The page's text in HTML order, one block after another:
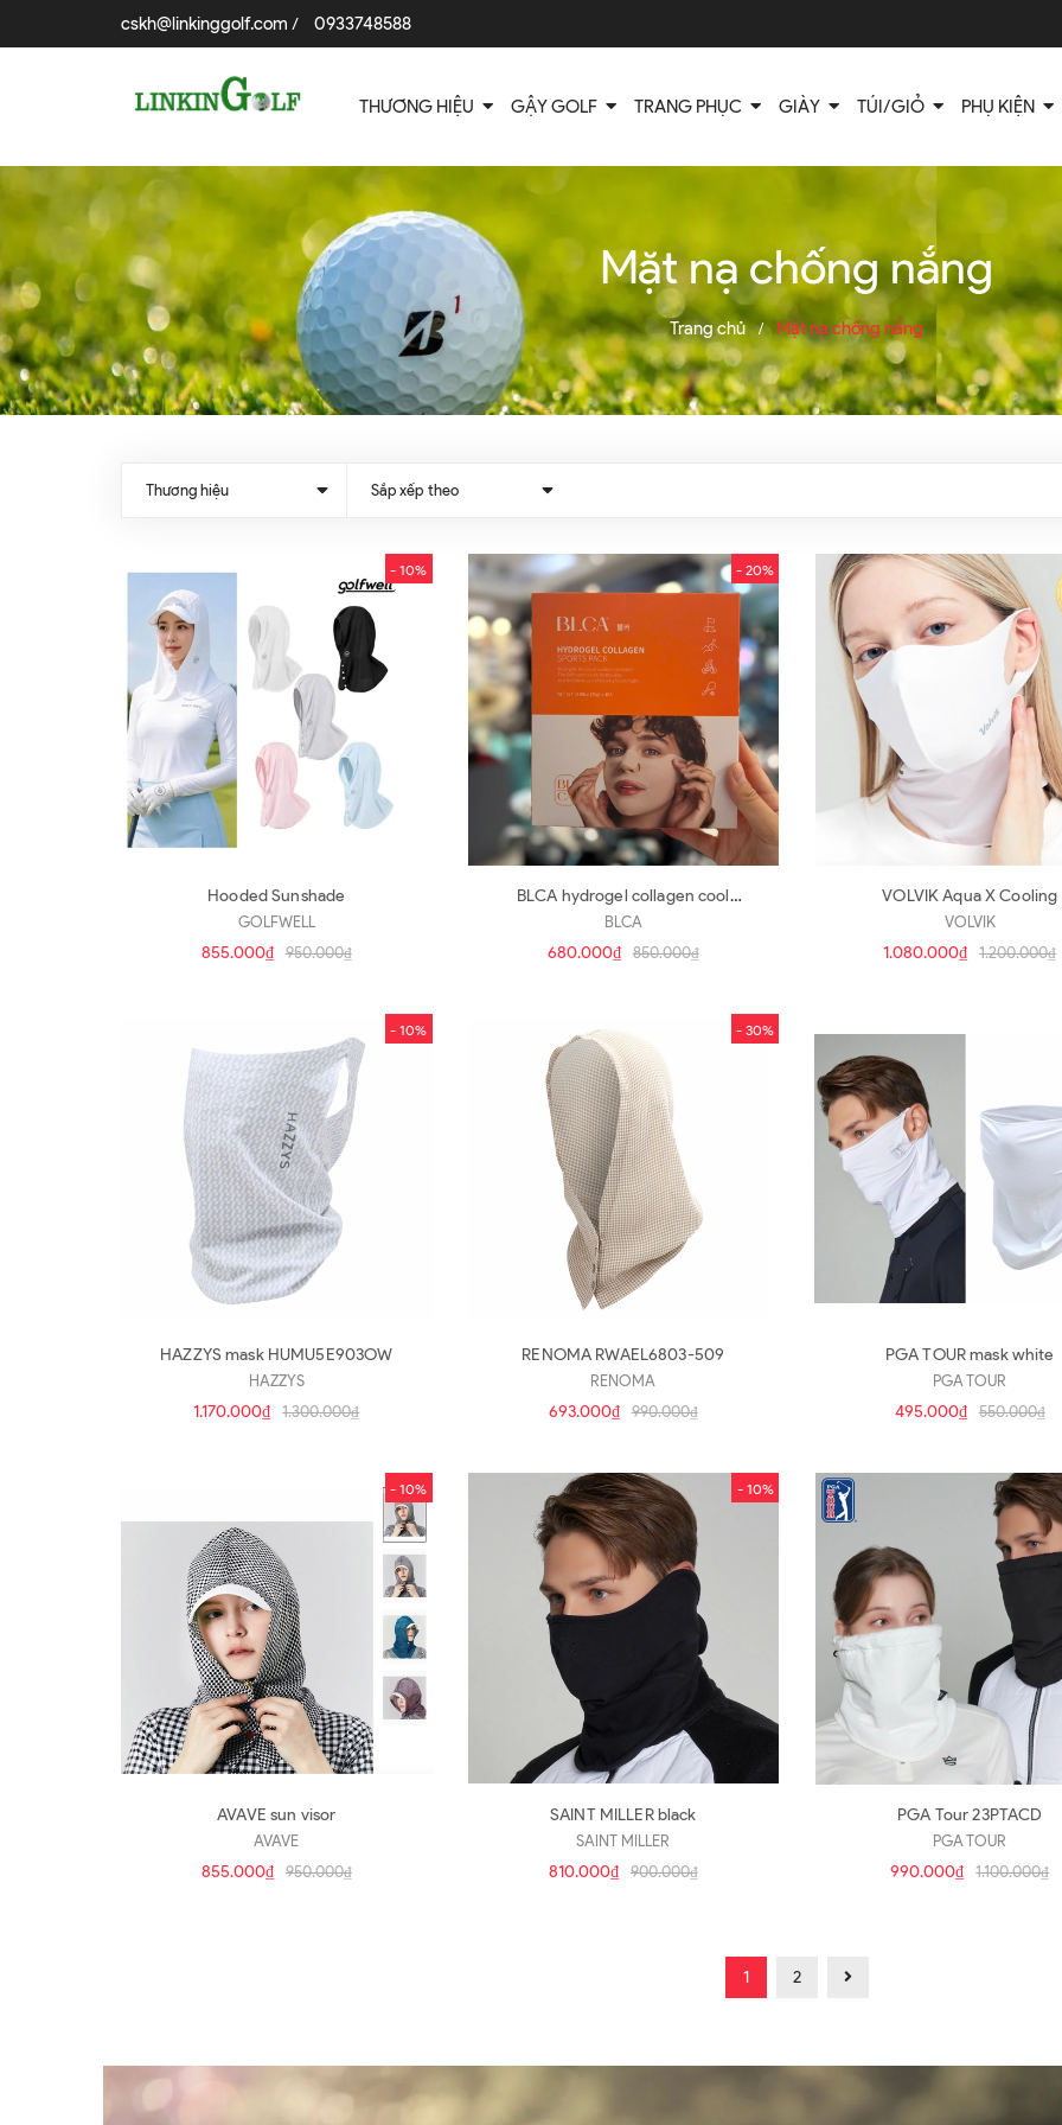
cskh@linkinggolf.com / 0933748588
THƯƠNG HIỆU GẬY GOLF TRANG PHỤC GIÀY TÚI/GIỎ PHỤ KIỆN
Mặt nạ chống nắng
Trang chủ / Mặt nạ chống nắng
Thương hiệu Sắp xếp theo
- 10%
Hooded Sunshade
GOLFWELL
855.000₫ 950.000₫
- 20%
BLCA hydrogel collagen cool
patch
BLCA
680.000₫ 850.000₫
VOLVIK Aqua X Cooling
VOLVIK
1.080.000₫ 1.200.000₫
- 10%
HAZZYS mask HUMU5E903OW
HAZZYS
1.170.000₫ 1.300.000₫
- 30%
RENOMA RWAEL6803-509
RENOMA
693.000₫ 990.000₫
PGA TOUR mask white
PGA TOUR
495.000₫ 550.000₫
- 10%
AVAVE sun visor
AVAVE
855.000₫ 950.000₫
- 10%
SAINT MILLER black
SAINT MILLER
810.000₫ 900.000₫
PGA Tour 23PTACD
PGA TOUR
990.000₫ 1.100.000₫
1 2